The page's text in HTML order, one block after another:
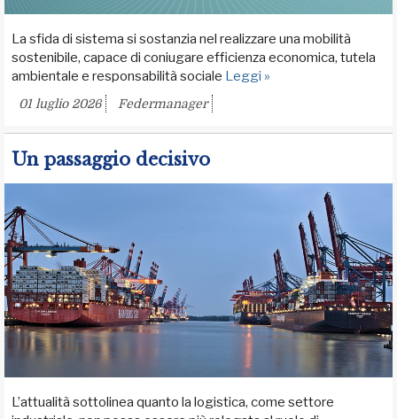
La sfida di sistema si sostanzia nel realizzare una mobilità
sostenibile, capace di coniugare efficienza economica, tutela
ambientale e responsabilità sociale Leggi »
01 luglio 2026 Federmanager
Un passaggio decisivo
L’attualità sottolinea quanto la logistica, come settore